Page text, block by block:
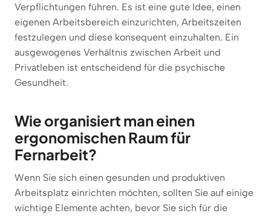
Verpflichtungen führen. Es ist eine gute Idee, einen
eigenen Arbeitsbereich einzurichten, Arbeitszeiten
festzulegen und diese konsequent einzuhalten. Ein
ausgewogenes Verhältnis zwischen Arbeit und
Privatleben ist entscheidend für die psychische
Gesundheit.
Wie organisiert man einen
ergonomischen Raum für
Fernarbeit?
Wenn Sie sich einen gesunden und produktiven
Arbeitsplatz einrichten möchten, sollten Sie auf einige
wichtige Elemente achten, bevor Sie sich für die